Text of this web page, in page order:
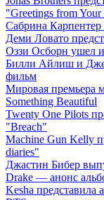
"Greetings from
Сабрина Карпентер
Деми Ловато
Оззи Осборн ушел
Билли Айлиш и
фильм
Мировая премьера
Something Beautiful
Twenty One Pilots
"Breach"
Machine Gun Kelly
diaries"
Джастин Бибер
Drake — анонс
Kesha представила